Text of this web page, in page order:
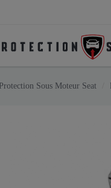
Protection Sous Moteur Seat